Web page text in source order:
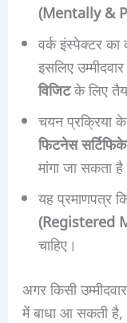
(Mentally &
वर्क इंस्पेक्टर का
इसलिए
विजिटके लिए
चयन प्रक्रिया
फिटनेस
मांगा जा सकता
यह प्रमाणपत्र
(Registered
चाहिए।
अगर किसी
में बाधा आ सकती है,